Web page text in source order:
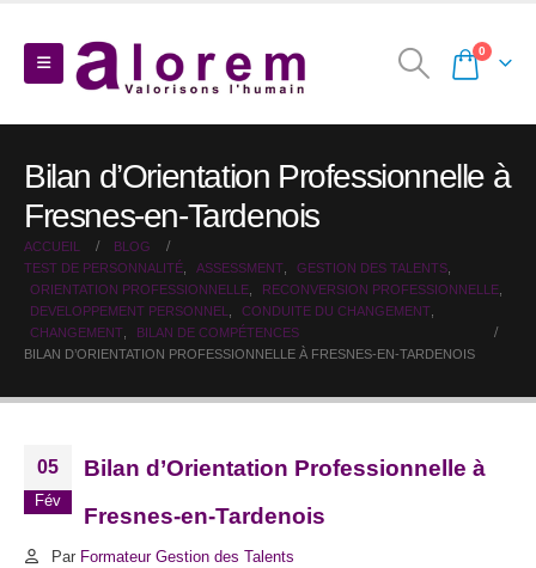
0
Bilan d’Orientation Professionnelle à
Fresnes-en-Tardenois
ACCUEIL
BLOG
TEST DE PERSONNALITÉ
ASSESSMENT GESTION DES TALENTS
ORIENTATION PROFESSIONNELLE
RECONVERSION PROFESSIONNELLE
DEVELOPPEMENT PERSONNEL
CONDUITE DU CHANGEMENT
CHANGEMENT
BILAN DE COMPÉTENCES
BILAN D’ORIENTATION PROFESSIONNELLE À FRESNES-EN-TARDENOIS
05
Fév
Bilan d’Orientation Professionnelle à
Fresnes-en-Tardenois
Par Formateur Gestion des Talents